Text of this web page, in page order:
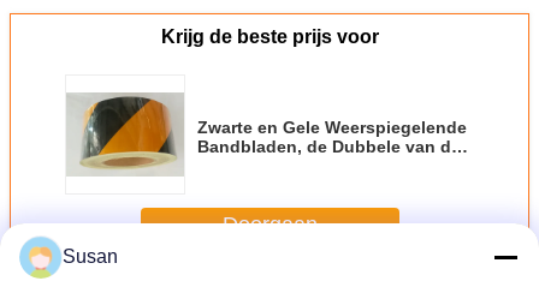
Krijg de beste prijs voor
Zwarte en Gele Weerspiegelende
Bandbladen, de Dubbele van de
Weerspiegelende Band
Doorgaan
Susan